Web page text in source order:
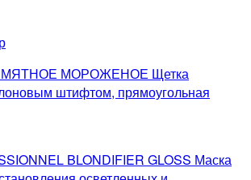
МЯТНОЕ МОРОЖЕНОЕ Щетка
штифтом, прямоугольная
BLONDIFIER GLOSS Маска